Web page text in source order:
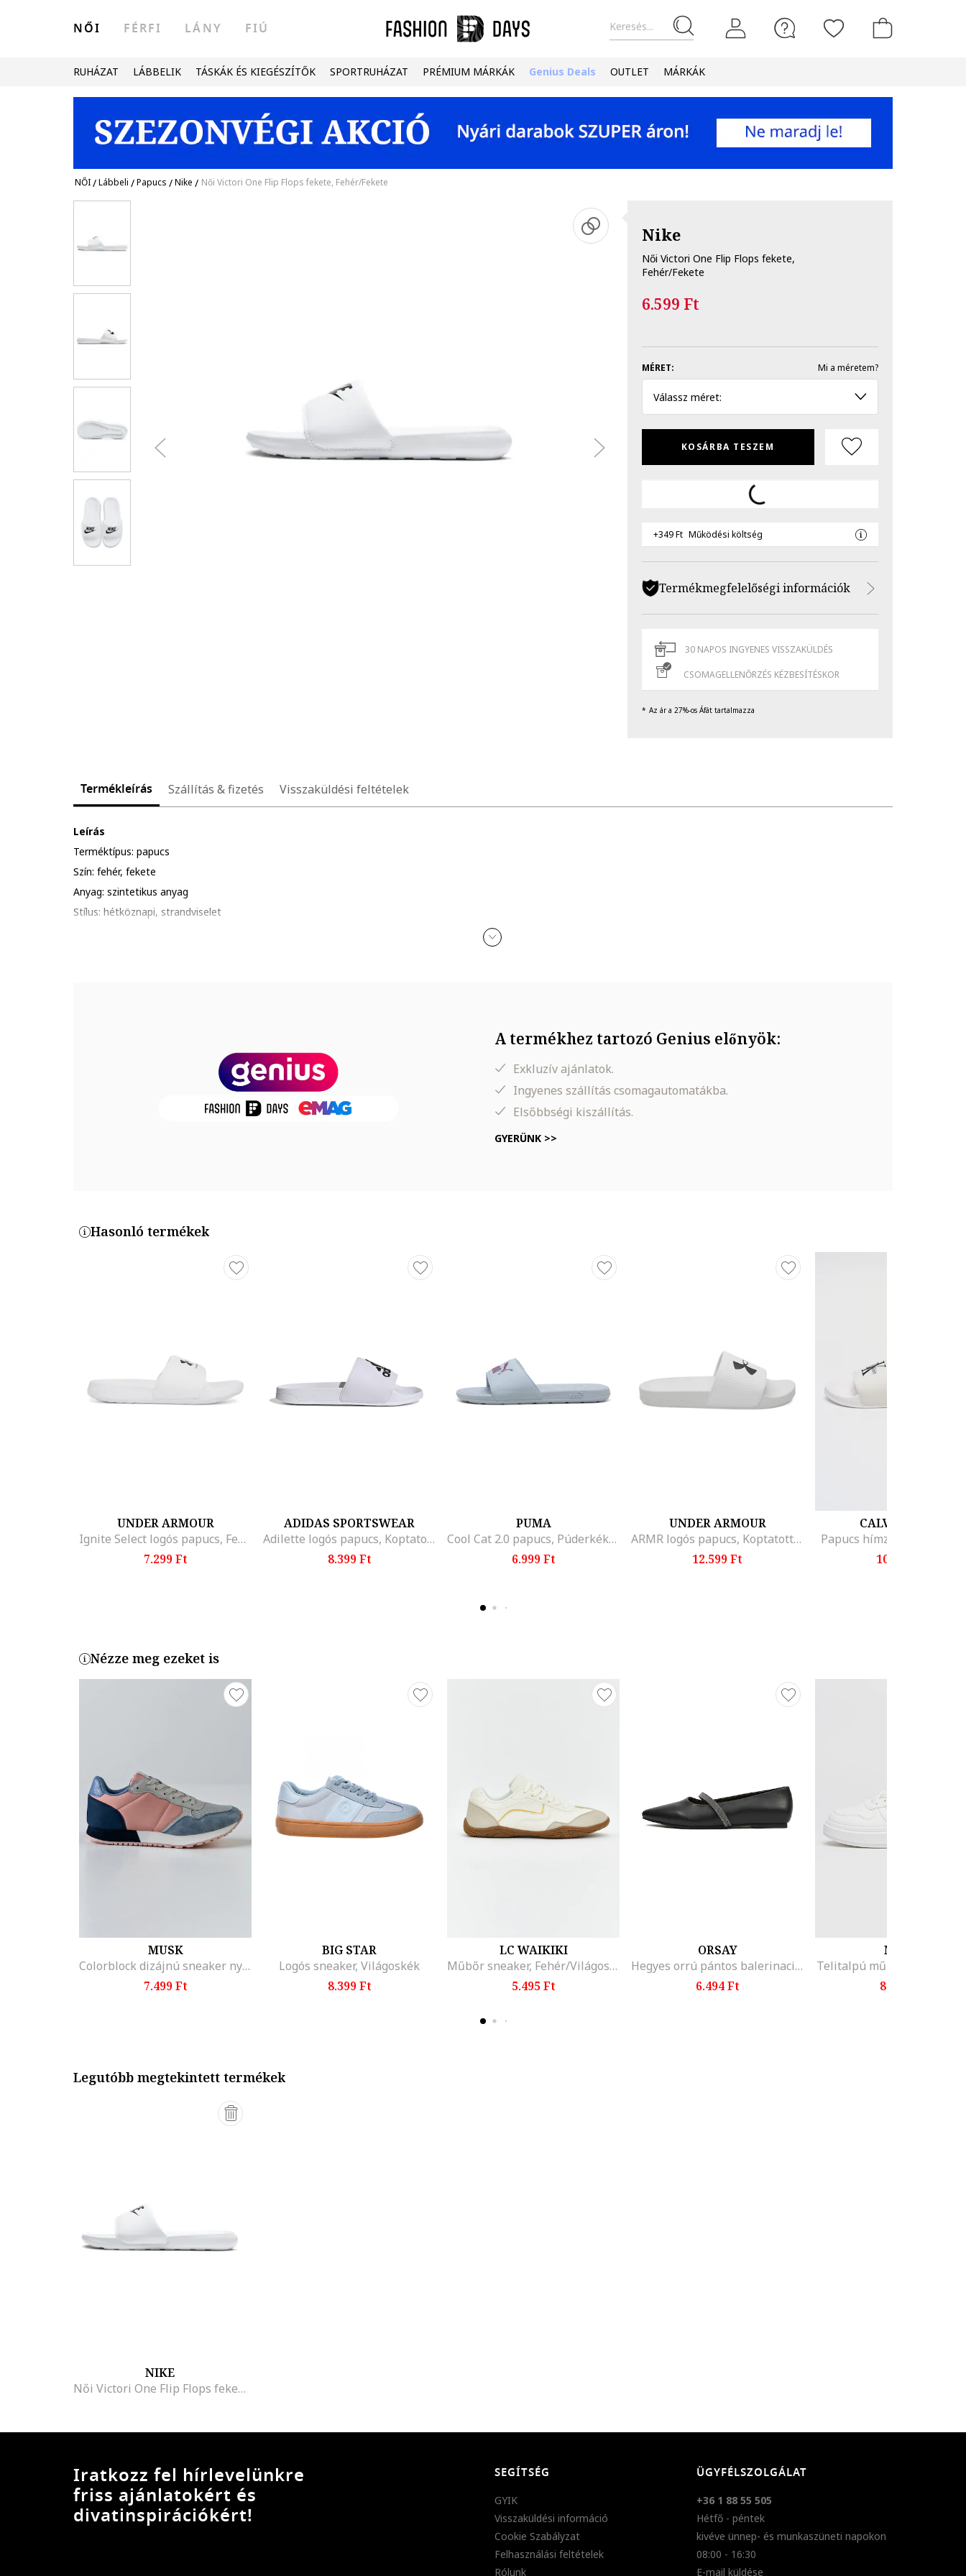
Keresés...
NŐI FÉRFI LÁNY FIÚ
RUHÁZAT LÁBBELIK TÁSKÁK ÉS KIEGÉSZÍTŐK SPORTRUHÁZAT PRÉMIUM MÁRKÁK Genius Deals OUTLET MÁRKÁK
NŐI/Lábbeli /Papucs /Nike / Női Victori One Flip Flops fekete, Fehér/Fekete
Nike
Női Victori One Flip Flops fekete,
Fehér/Fekete
6.599 Ft
MÉRET: Mi a méretem?
Válassz méret:
KOSÁRBA TESZEM
+349 Ft Működési költség
Termékmegfelelőségi információk
30 NAPOS INGYENES VISSZAKÜLDÉS
CSOMAGELLENŐRZÉS KÉZBESÍTÉSKOR
Az ár a 27%-os Áfát tartalmazza
Termékleírás Szállítás & fizetés Visszaküldési feltételek
Leírás
Terméktípus: papucs
Szín: fehér, fekete
Anyag: szintetikus anyag
Stílus: hétköznapi, strandviselet
A termékhez tartozó Genius előnyök:
Exkluzív ajánlatok.
Ingyenes szállítás csomagautomatákba.
Elsőbbségi kiszállítás.
GYERÜNK >>
Hasonló termékek
UNDER ARMOUR
Ignite Select logós papucs, Fehér/Fekete
7.299 Ft
ADIDAS SPORTSWEAR
Adilette logós papucs, Koptatott fekete/Fehér
8.399 Ft
PUMA
Cool Cat 2.0 papucs, Púderkék/Bíborszín
6.999 Ft
UNDER ARMOUR
ARMR logós papucs, Koptatott fekete/Fehér
12.599 Ft
CALVIN KLEIN
Papucs hímzett logóval,
10.999 Ft
Nézze meg ezeket is
MUSK
Colorblock dizájnú sneaker nyersbőr hatású részletekkel, Szürke/Púderrózsaszín/Tengerészkék
7.499 Ft
BIG STAR
Logós sneaker, Világoskék
8.399 Ft
LC WAIKIKI
Műbőr sneaker, Fehér/Világosbézs
5.495 Ft
ORSAY
Hegyes orrú pántos balerinacipő, Fekete
6.494 Ft
MUSK
Telitalpú műbőr sneaker,
8.399 Ft
Legutóbb megtekintett termékek
NIKE
Női Victori One Flip Flops fekete, Fehér/Fekete
Iratkozz fel hírlevelünkre
friss ajánlatokért és
divatinspirációkért!
SEGÍTSÉG
GYIK
Visszaküldési információ
Cookie Szabályzat
Felhasználási feltételek
Rólunk
ÜGYFÉLSZOLGÁLAT
+36 1 88 55 505
Hétfő - péntek
kivéve ünnep- és munkaszüneti napokon
08:00 - 16:30
E-mail küldése